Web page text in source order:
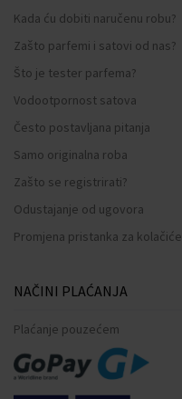
Kada ću dobiti naručenu robu?
Zašto parfemi i satovi od nas?
Što je tester parfema?
Vodootpornost satova
Često postavljana pitanja
Samo originalna roba
Zašto se registrirati?
Odustajanje od ugovora
Promjena pristanka za kolačiće
NAČINI PLAĆANJA
Plaćanje pouzećem